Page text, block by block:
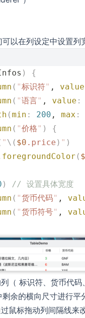
以在列设定中设置列
)
{
( "标识符" , value
( "语言" , value :
(min : 200 , max :
( "价格" )
{
" \( $0 . price ) " )
foregroundColor (
)
// 设置具体宽度
( "货币代码" ,
( "货币符号" ,
（ 标识符、货币代码
余的横向尺寸进行平
鼠标拖动列间隔线来